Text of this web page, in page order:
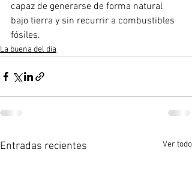
capaz de generarse de forma natural
bajo tierra y sin recurrir a combustibles
fósiles.
La buena del día
Entradas recientes Ver todo